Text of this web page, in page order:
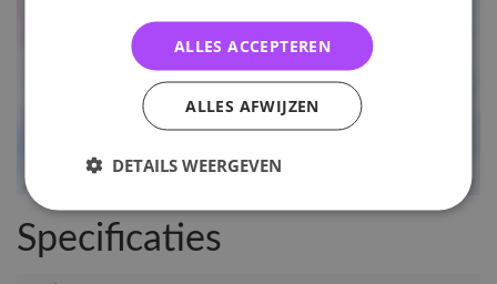
Specificaties
ALLES ACCEPTEREN
ALLES AFWIJZEN
DETAILS WEERGEVEN